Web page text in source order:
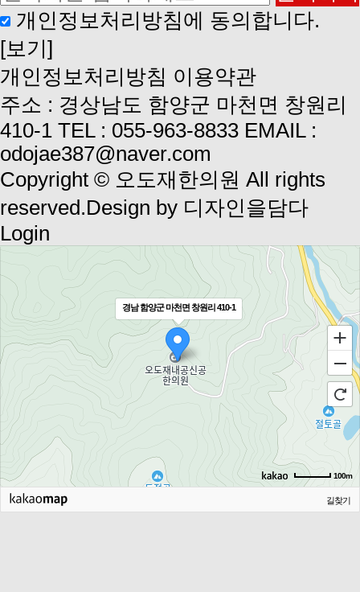
개인정보처리방침에 동의합니다.
[보기]
개인정보처리방침 이용약관
주소 : 경상남도 함양군 마천면 창원리
410-1 TEL : 055-963-8833 EMAIL :
odojae387@naver.com
Copyright © 오도재한의원 All rights
reserved.Design by 디자인을담다
Login
경남 함양군 마천면 창원리 410-1
100m
길찾기